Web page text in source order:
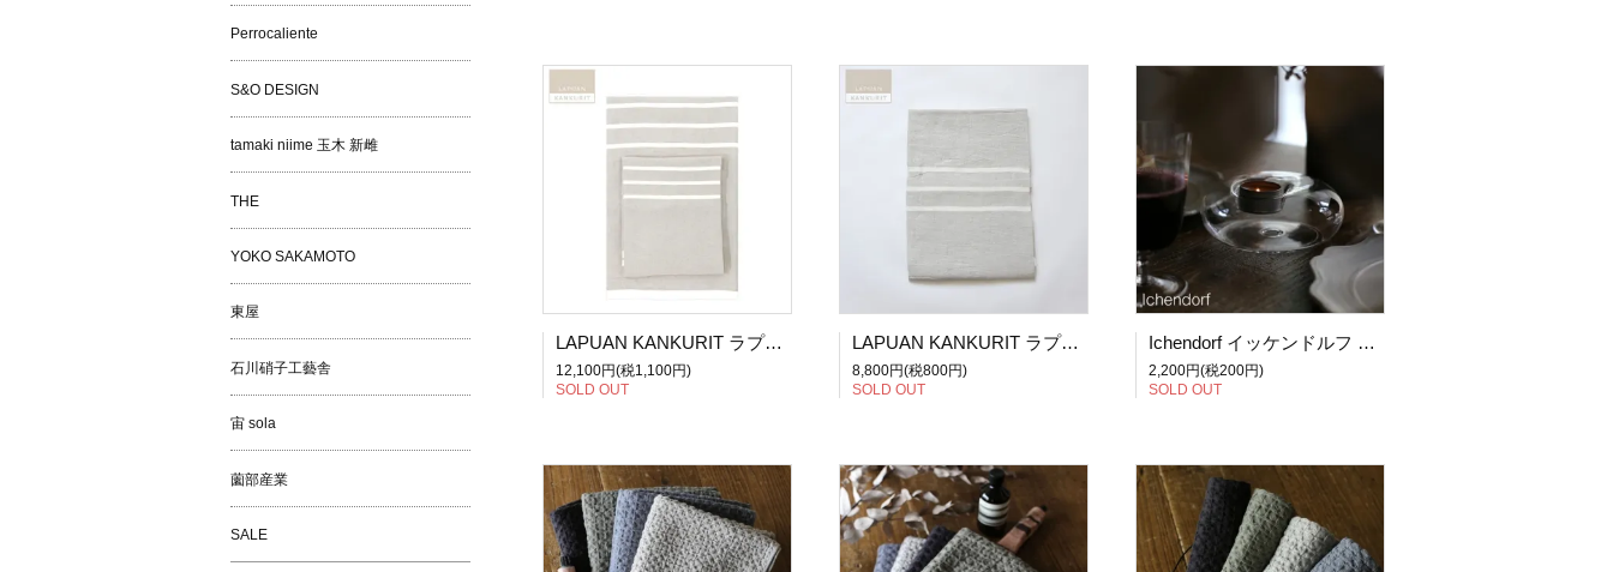
LAPUAN KANKURIT ラプアン・カンクリ USVA / マルチユースタオル(W95×H180) / ホワイト 【送料無料】
12,100円(税1,100円)
SOLD OUT
LAPUAN KANKURIT ラプアン・カンクリ USVA / バスタオル(W70×H130) / ホワイト
8,800円(税800円)
SOLD OUT
Ichendorf イッケンドルフ BUBBLE Tealight ティーライトホルダー キャンドルホルダー
2,200円(税200円)
SOLD OUT
Perrocaliente
S&O DESIGN
tamaki niime 玉木 新雌
THE
YOKO SAKAMOTO
東屋
石川硝子工藝舎
宙 sola
薗部産業
SALE